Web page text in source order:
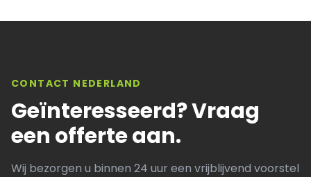
CONTACT NEDERLAND
Geïnteresseerd? Vraag
een offerte aan.
Wij bezorgen u binnen 24 uur een vrijblijvend voorstel